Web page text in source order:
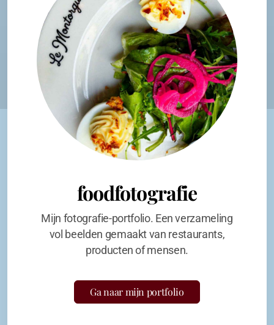
foodfotografie
Mijn fotografie-portfolio. Een verzameling
vol beelden gemaakt van restaurants,
producten of mensen.
Ga naar mijn portfolio